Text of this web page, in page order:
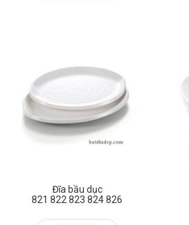
Đĩa bầu dục
821 822 823 824 826